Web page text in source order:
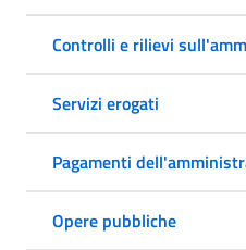
Controlli e rilievi
Servizi erogati
Pagamenti
Opere pubbliche